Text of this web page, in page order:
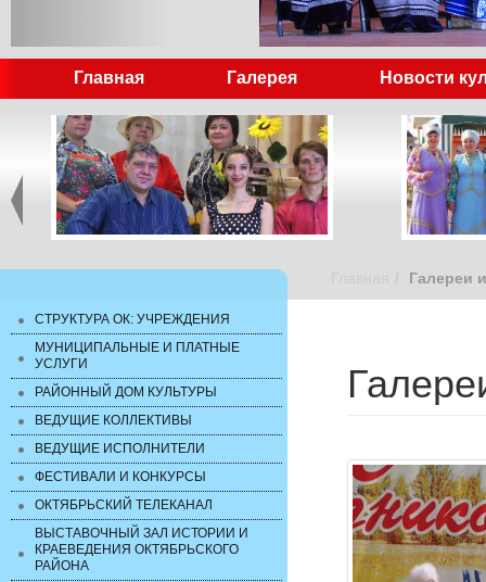
Главная Галерея Новости
СТРУКТУРА ОК: УЧРЕЖДЕНИЯ
МУНИЦИПАЛЬНЫЕ И ПЛАТНЫЕ
УСЛУГИ
РАЙОННЫЙ ДОМ КУЛЬТУРЫ
ВЕДУЩИЕ КОЛЛЕКТИВЫ
ВЕДУЩИЕ ИСПОЛНИТЕЛИ
ФЕСТИВАЛИ И КОНКУРСЫ
ОКТЯБРЬСКИЙ ТЕЛЕКАНАЛ
ВЫСТАВОЧНЫЙ ЗАЛ ИСТОРИИ И
КРАЕВЕДЕНИЯ ОКТЯБРЬСКОГО
РАЙОНА
Галереи